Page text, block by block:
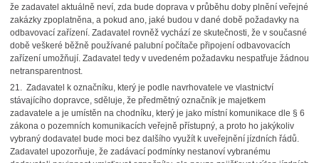
že zadavatel aktuálně neví, zda bude doprava v průběhu doby plnění veřejné
zakázky zpoplatněna, a pokud ano, jaké budou v dané době požadavky na
odbavovací zařízení. Zadavatel rovněž vychází ze skutečnosti, že v současné
době veškeré běžně používané palubní počítače připojení odbavovacích
zařízení umožňují. Zadavatel tedy v uvedeném požadavku nespatřuje žádnou
netransparentnost.
21. Zadavatel k označníku, který je podle navrhovatele ve vlastnictví
stávajícího dopravce, sděluje, že předmětný označník je majetkem
zadavatele a je umístěn na chodníku, který je jako místní komunikace dle § 6
zákona o pozemních komunikacích veřejně přístupný, a proto ho jakýkoliv
vybraný dodavatel bude moci bez dalšího využít k uveřejnění jízdních řádů.
Zadavatel upozorňuje, že zadávací podmínky nestanoví vybranému